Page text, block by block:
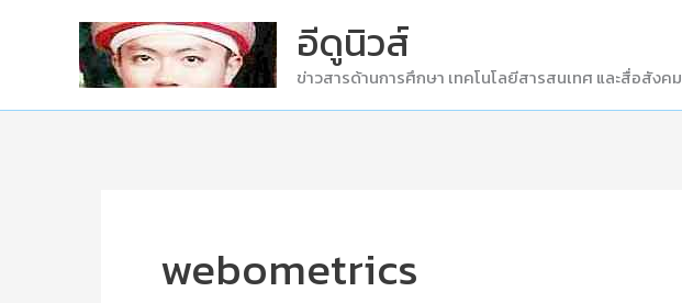
อีดูนิวส์
ข่าวสารด้านการศึกษา เทคโนโลยีสารสนเทศ และสื่อสังคม
webometrics